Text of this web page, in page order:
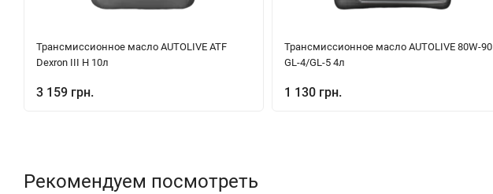
Трансмиссионное масло AUTOLIVE ATF
Dexron III H 10л
3 159 грн.
Трансмиссионное масло AUTOLIVE 80W-90
GL-4/GL-5 4л
1 130 грн.
Рекомендуем посмотреть